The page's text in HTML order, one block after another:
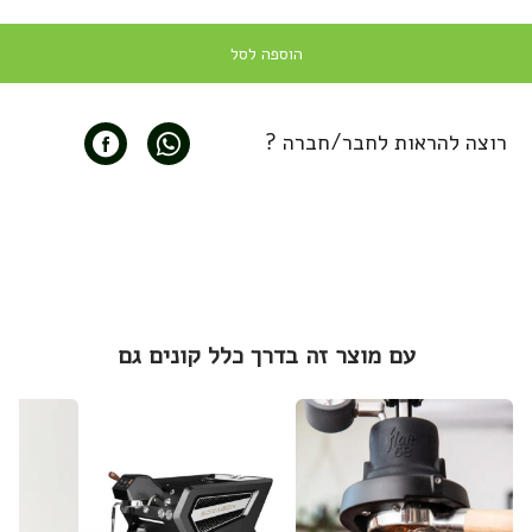
הוספה לסל
רוצה להראות לחבר/חברה ?
עם מוצר זה בדרך כלל קונים גם